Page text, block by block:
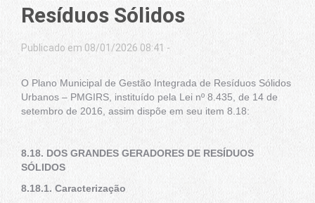
Resíduos Sólidos
Publicado em 08/01/2026 08:41 -
O Plano Municipal de Gestão Integrada de Resíduos Sólidos
Urbanos – PMGIRS, instituído pela Lei nº 8.435, de 14 de
setembro de 2016, assim dispõe em seu item 8.18:
8.18. DOS GRANDES GERADORES DE RESÍDUOS
SÓLIDOS
8.18.1. Caracterização